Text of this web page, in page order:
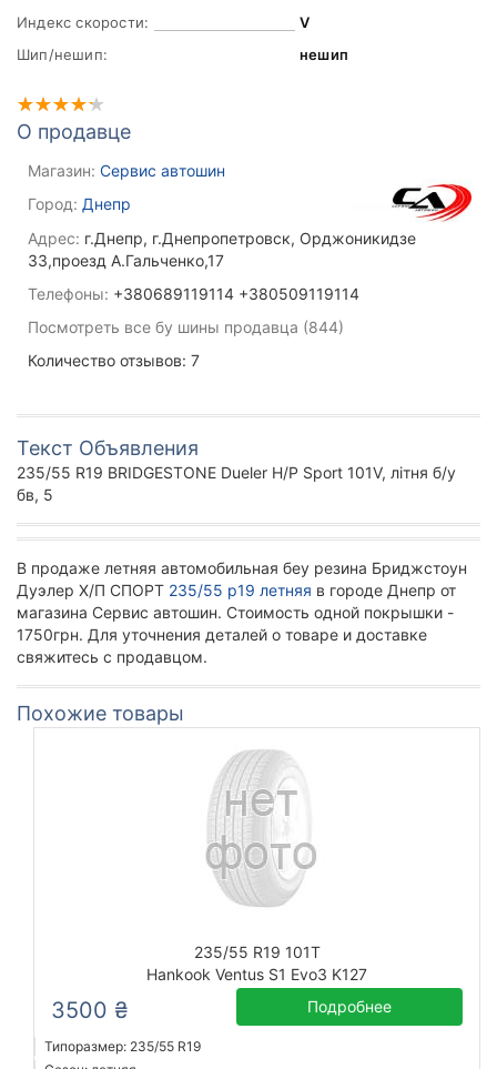
Индекс скорости:
V
Шип/нешип:
нешип
О продавце
Магазин: Сервис автошин
Город: Днепр
Адрес: г.Днепр, г.Днепропетровск, Орджоникидзе
33,проезд А.Гальченко,17
Телефоны: +380689119114 +380509119114
Посмотреть все бу шины продавца (844)
Количество отзывов: 7
Текст Объявления
235/55 R19 BRIDGESTONE Dueler H/P Sport 101V, літня б/у
бв, 5
В продаже летняя автомобильная беу резина Бриджстоун
Дуэлер Х/П СПОРТ 235/55 р19 летняя в городе Днепр от
магазина Сервис автошин. Стоимость одной покрышки -
1750грн. Для уточнения деталей о товаре и доставке
свяжитесь с продавцом.
Похожие товары
235/55 R19 101T
Hankook Ventus S1 Evo3 K127
3500 ₴ Подробнее
Типоразмер: 235/55 R19